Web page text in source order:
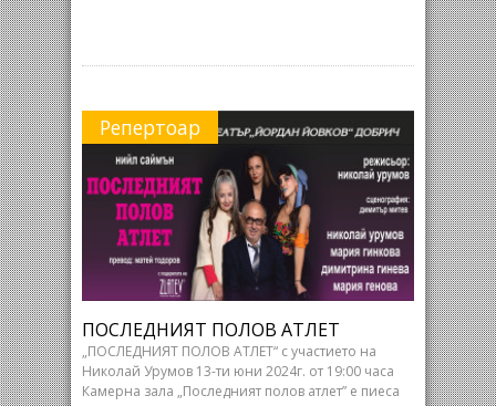
Репертоар
ПОСЛЕДНИЯТ ПОЛОВ АТЛЕТ
„ПОСЛЕДНИЯТ ПОЛОВ АТЛЕТ“ с участието на
Николай Урумов 13-ти юни 2024г. от 19:00 часа
Камерна зала „Последният полов атлет” е пиеса